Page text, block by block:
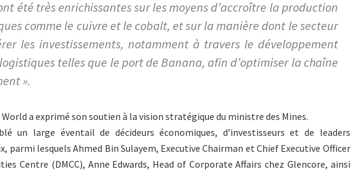
été très enrichissantes sur les moyens d’accroître la production
comme le cuivre et le cobalt, et sur la manière dont le secteur
les investissements, notamment à travers le développement
telles que le port de Banana, afin d’optimiser la chaîne
».
a exprimé son soutien à la vision stratégique du ministre des Mines.
un large éventail de décideurs économiques, d’investisseurs et de leaders
parmi lesquels Ahmed Bin Sulayem, Executive Chairman et Chief Executive Officer
Centre (DMCC), Anne Edwards, Head of Corporate Affairs chez Glencore, ainsi